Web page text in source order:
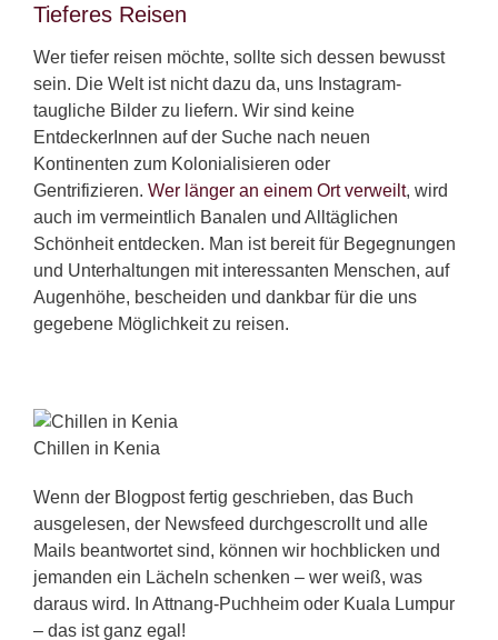
Tieferes Reisen
Wer tiefer reisen möchte, sollte sich dessen bewusst
sein. Die Welt ist nicht dazu da, uns Instagram-
taugliche Bilder zu liefern. Wir sind keine
EntdeckerInnen auf der Suche nach neuen
Kontinenten zum Kolonialisieren oder
Gentrifizieren. Wer länger an einem Ort verweilt, wird
auch im vermeintlich Banalen und Alltäglichen
Schönheit entdecken. Man ist bereit für Begegnungen
und Unterhaltungen mit interessanten Menschen, auf
Augenhöhe, bescheiden und dankbar für die uns
gegebene Möglichkeit zu reisen.
Chillen in Kenia
Wenn der Blogpost fertig geschrieben, das Buch
ausgelesen, der Newsfeed durchgescrollt und alle
Mails beantwortet sind, können wir hochblicken und
jemanden ein Lächeln schenken – wer weiß, was
daraus wird. In Attnang-Puchheim oder Kuala Lumpur
– das ist ganz egal!